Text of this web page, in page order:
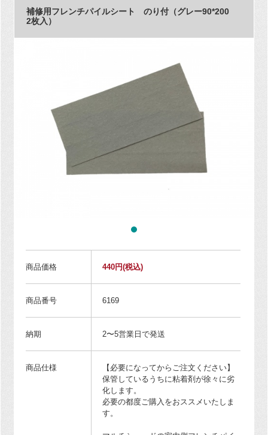
補修用フレンチパイルシート のり付（グレー90*200
2枚入）
商品価格 440円(税込)
商品番号 6169
納期 2〜5営業日で発送
商品仕様
【必要になってからご注文ください】
保管しているうちに粘着剤が徐々に劣
化します。
必要の都度ご購入をおススメいたしま
す。